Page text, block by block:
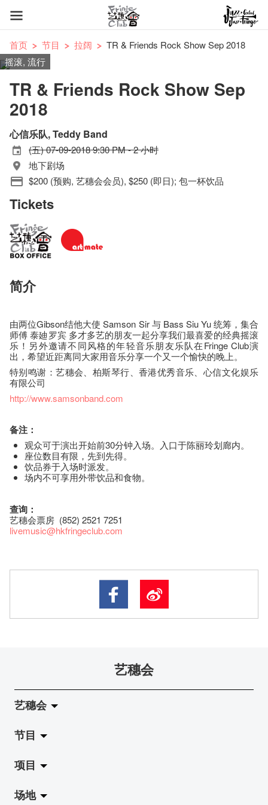
首页 节目 拉阔
TR & Friends Rock Show Sep 2018
摇滚, 流行
TR & Friends Rock Show Sep
2018
心信乐队, Teddy Band
(五) 07-09-2018 9:30 PM - 2 小时
地下剧场
$200 (预购, 艺穗会会员), $250 (即日); 包一杯饮品
Tickets
简介
由两位Gibson结他大使 Samson Sir 与 Bass Siu Yu 统筹，集合
师傅 泰廸罗宾 多才多艺的朋友一起分享我们最喜爱的经典摇滚
乐！另外邀请不同风格的年轻音乐朋友乐队在Fringe Club演
出，希望近距离同大家用音乐分享一个又一个愉快的晚上。
特别鸣谢：艺穗会、柏斯琴行、香港优秀音乐、心信文化娱乐
有限公司
http://www.samsonband.com
备注：
观众可于演出开始前30分钟入场。入口于陈丽玲划廊内。
座​位​数目​有​限​，先到先得。
饮品券于入场时派发。
场内不可享用外带饮品和食物。
查询：
艺穗会票房 (852) 2521 7251
livemusic@hkfringeclub.com
艺穗会
艺穗会
关于艺穗会
艺穗会的演化
使命与宗旨
节目
拉阔
展览
项目
Jazz-Go-Central, Jazz-Go-Fringe
场地